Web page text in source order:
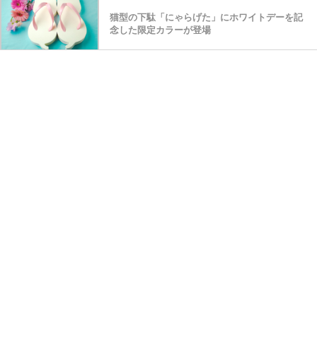
猫型の下駄「にゃらげた」にホワイトデーを記
念した限定カラーが登場